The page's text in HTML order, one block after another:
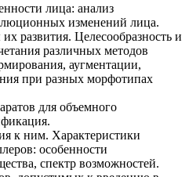
лица: анализ
изменений лица.
развития. Целесообразность и
различных методов
аугментации,
при разных морфотипах
для объемного
к ним. Характеристики
особенности
спектр возможностей.